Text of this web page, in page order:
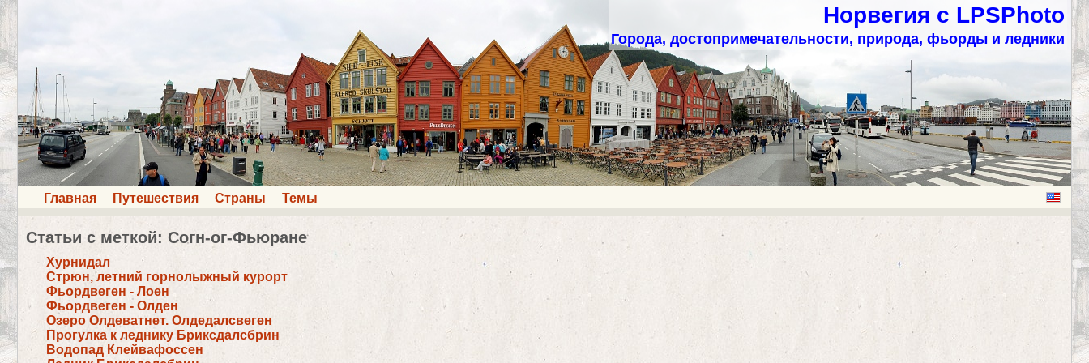
Норвегия с LPSPhoto
Города, достопримечательности, природа, фьорды и ледники
Главная Путешествия Страны Темы
Статьи с меткой: Согн-ог-Фьюране
Хурнидал
Стрюн, летний горнолыжный курорт
Фьордвеген - Лоен
Фьордвеген - Олден
Озеро Олдеватнет. Олдедалсвеген
Прогулка к леднику Бриксдалсбрин
Водопад Клейвафоссен